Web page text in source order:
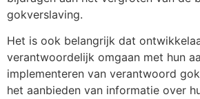
gokverslaving.
Het is ook belangrijk dat
verantwoordelijk omgaan met hun
implementeren van verantwoord
het aanbieden van informatie over